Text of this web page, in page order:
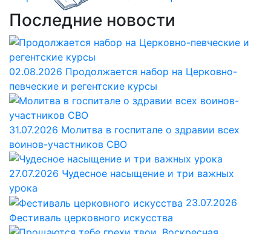
Последние новости
02.08.2026 Продолжается набор на Церковно-
певческие и регентские курсы
31.07.2026 Молитва в госпитале о здравии всех
воинов-участников СВО
27.07.2026 Чудесное насыщение и три важных
урока
23.07.2026
Фестиваль церковного искусства